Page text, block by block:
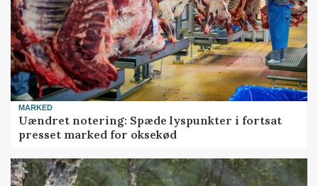
MARKED
Uændret notering: Spæde lyspunkter i fortsat
presset marked for oksekød